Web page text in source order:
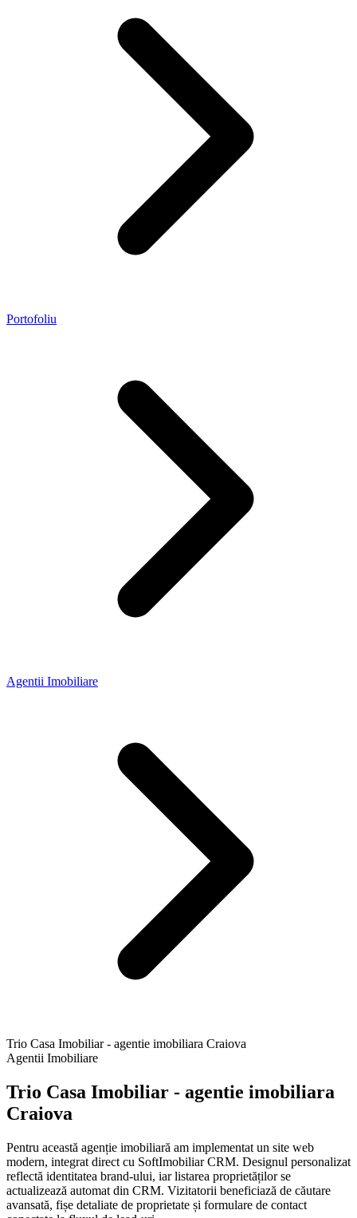
Portofoliu
Agentii Imobiliare
Trio Casa Imobiliar - agentie imobiliara Craiova
Agentii Imobiliare
Trio Casa Imobiliar - agentie imobiliara
Craiova
Pentru această agenție imobiliară am implementat un site web
modern, integrat direct cu SoftImobiliar CRM. Designul personalizat
reflectă identitatea brand-ului, iar listarea proprietăților se
actualizează automat din CRM. Vizitatorii beneficiază de căutare
avansată, fișe detaliate de proprietate și formulare de contact